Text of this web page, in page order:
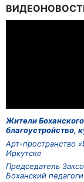
Жители
благоустройство,
Арт-пространство
Иркутске
Председатель
Боханский